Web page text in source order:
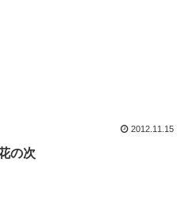
2012.11.15
の次